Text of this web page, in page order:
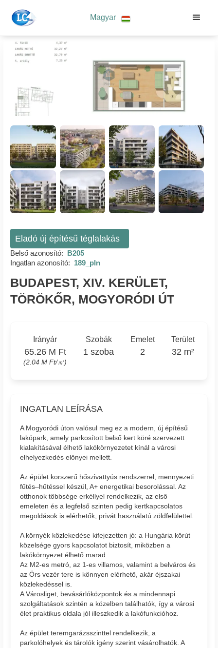
Magyar
Eladó új építésű téglalakás
Belső azonosító: B205
Ingatlan azonosító: 189_pln
BUDAPEST, XIV. KERÜLET,
TÖRÖKŐR, MOGYORÓDI ÚT
Irányár
65.26 M Ft
(2.04 M Ft/㎡)
Szobák
1 szoba
Emelet
2
Terület
32 m²
INGATLAN LEÍRÁSA
A Mogyoródi úton valósul meg ez a modern, új építésű
lakópark, amely parkosított belső kert köré szervezett
kialakításával élhető lakókörnyezetet kínál a városi
elhelyezkedés előnyei mellett.
Az épület korszerű hőszivattyús rendszerrel, mennyezeti
fűtés–hűtéssel készül, A+ energetikai besorolással. Az
otthonok többsége erkéllyel rendelkezik, az első
emeleten és a legfelső szinten pedig kertkapcsolatos
megoldások is elérhetők, privát használatú zöldfelülettel.
A környék közlekedése kifejezetten jó: a Hungária körút
közelsége gyors kapcsolatot biztosít, miközben a
lakókörnyezet élhető marad.
Az M2-es metró, az 1-es villamos, valamint a belváros és
az Örs vezér tere is könnyen elérhető, akár éjszakai
közlekedéssel is.
A Városliget, bevásárlóközpontok és a mindennapi
szolgáltatások szintén a közelben találhatók, így a városi
élet praktikus oldala jól illeszkedik a lakófunkcióhoz.
Az épület teremgarázsszinttel rendelkezik, a
parkolóhelyek és tárolók igény szerint vásárolhatók. A